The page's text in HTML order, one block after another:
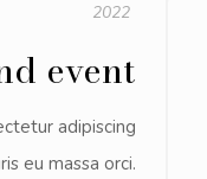
2022
event
adipiscing
eu massa orci.